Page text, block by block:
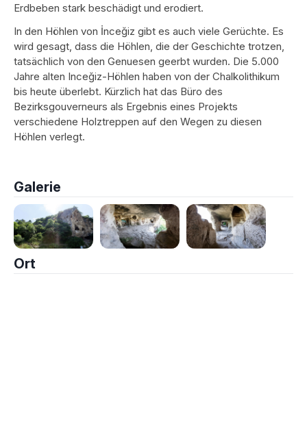
Erdbeben stark beschädigt und erodiert.
In den Höhlen von İnceğiz gibt es auch viele Gerüchte. Es
wird gesagt, dass die Höhlen, die der Geschichte trotzen,
tatsächlich von den Genuesen geerbt wurden. Die 5.000
Jahre alten Inceğiz-Höhlen haben von der Chalkolithikum
bis heute überlebt. Kürzlich hat das Büro des
Bezirksgouverneurs als Ergebnis eines Projekts
verschiedene Holztreppen auf den Wegen zu diesen
Höhlen verlegt.
Galerie
Ort